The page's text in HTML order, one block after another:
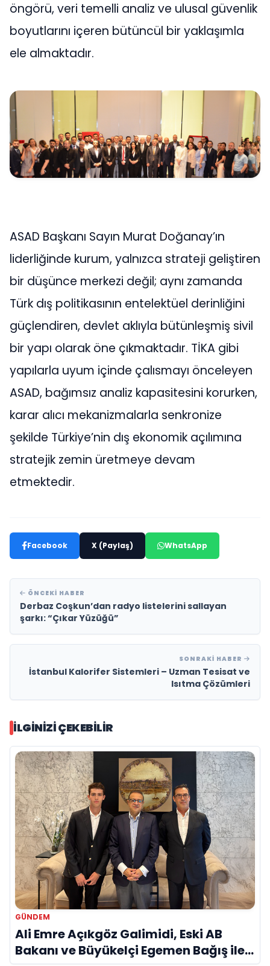
öngörü, veri temelli analiz ve ulusal güvenlik
boyutlarını içeren bütüncül bir yaklaşımla
ele almaktadır.
ASAD Başkanı Sayın Murat Doğanay’ın
liderliğinde kurum, yalnızca strateji geliştiren
bir düşünce merkezi değil; aynı zamanda
Türk dış politikasının entelektüel derinliğini
güçlendiren, devlet aklıyla bütünleşmiş sivil
bir yapı olarak öne çıkmaktadır. TİKA gibi
yapılarla uyum içinde çalısmayı önceleyen
ASAD, bağımsız analiz kapasitesini korurken,
karar alıcı mekanizmalarla senkronize
şekilde Türkiye’nin dış ekonomik açılımına
stratejik zemin üretmeye devam
etmektedir.
Facebook X (Paylaş) WhatsApp
ÖNCEKI HABER
Derbaz Coşkun’dan radyo listelerini sallayan
şarkı: “Çıkar Yüzüğü”
SONRAKI HABER
İstanbul Kalorifer Sistemleri – Uzman Tesisat ve
Isıtma Çözümleri
İLGINIZI ÇEKEBILIR
GÜNDEM
Ali Emre Açıkgöz Galimidi, Eski AB
Bakanı ve Büyükelçi Egemen Bağış ile